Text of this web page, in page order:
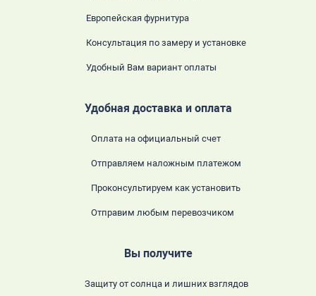
Европейская фурнитура
Консультация по замеру и установке
Удобный Вам вариант оплаты
Удобная доставка и оплата
Оплата на официальный счет
Отправляем наложным платежом
Проконсультируем как установить
Отправим любым перевозчиком
Вы получите
Защиту от солнца и лишних взглядов